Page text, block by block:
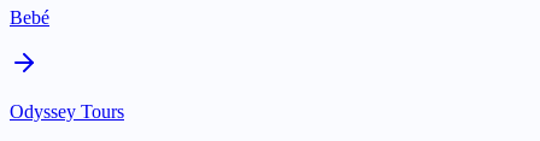
Bebé
Odyssey Tours